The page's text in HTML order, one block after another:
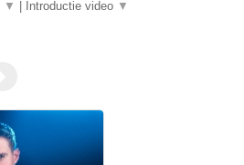
▼ | Introductie video ▼